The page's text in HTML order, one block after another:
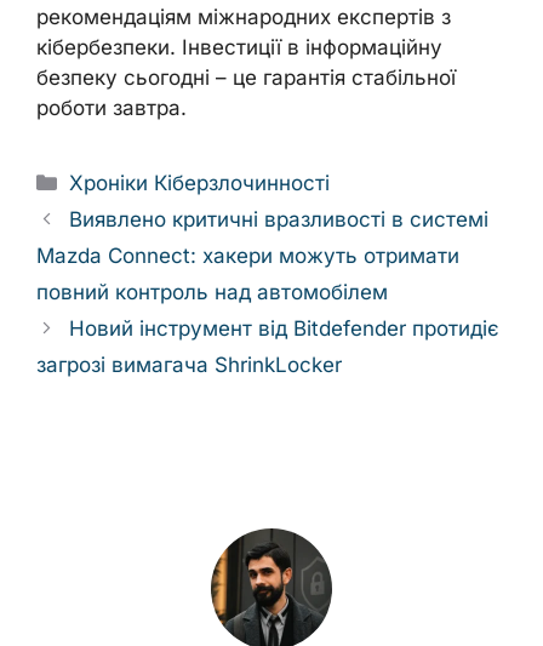
рекомендаціям міжнародних експертів з
кібербезпеки. Інвестиції в інформаційну
безпеку сьогодні – це гарантія стабільної
роботи завтра.
Categories
Хроніки Кіберзлочинності
Виявлено критичні вразливості в системі
Mazda Connect: хакери можуть отримати
повний контроль над автомобілем
Новий інструмент від Bitdefender протидіє
загрозі вимагача ShrinkLocker